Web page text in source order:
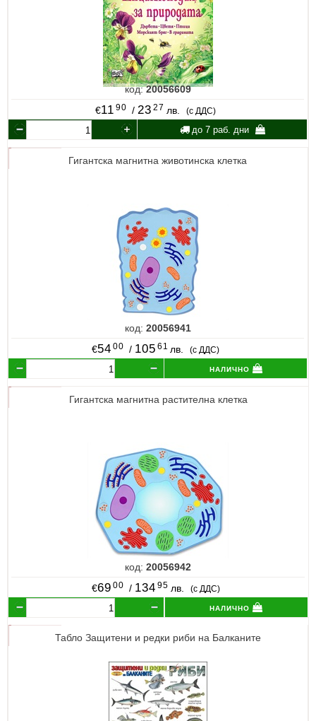
код:20056609
€11 90 / 23 27 лв. (с ДДС)
до 7 раб. дни
Гигантска магнитна животинска клетка
код: 20056941
€54 00 / 105 61 лв. (с ДДС)
налично
Гигантска магнитна растителна клетка
код: 20056942
€69 00 / 134 95 лв. (с ДДС)
налично
Табло Защитени и редки риби на Балканите